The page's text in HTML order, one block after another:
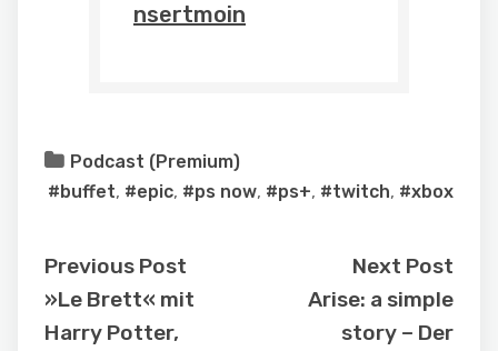
nsertmoin
Podcast (Premium)
#buffet, #epic, #ps now, #ps+, #twitch, #xbox
Previous Post
»Le Brett« mit
Harry Potter,
Next Post
Arise: a simple
story – Der